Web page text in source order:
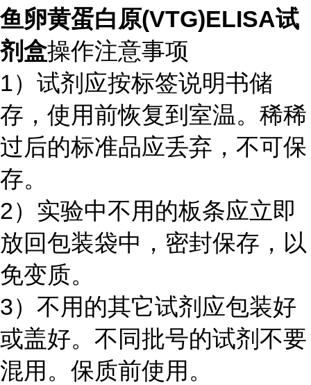
鱼卵黄蛋白原(VTG)ELISA试
剂盒操作注意事项
1）试剂应按标签说明书储
存，使用前恢复到室温。稀稀
过后的标准品应丢弃，不可保
存。
2）实验中不用的板条应立即
放回包装袋中，密封保存，以
免变质。
3）不用的其它试剂应包装好
或盖好。不同批号的试剂不要
混用。保质前使用。